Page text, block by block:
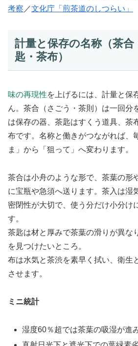
考察 ／文化庁「煎茶道のしつらい」
計量と保存の名称（茶合
匙・茶布）
味の再現性を上げるには、計量と保
ん。茶合（さごう・茶則）は一回分
は保存の器、茶匙はすくう道具、茶
布です。名称と働きがつながれば、
ま」から「狙って」へ変わります。
茶合は小舟のような形で、茶葉の形
に宝瓶や急須へ送ります。茶入は湿
密閉性が大切で、使う分だけ小分け
す。
茶匙は材と厚みで茶葉の滑りが異な
を見つけたいところ。
布は水気と茶渋を素早く拭い、衛生
させます。
ミニ統計
湿度60％超では茶葉の吸湿が進